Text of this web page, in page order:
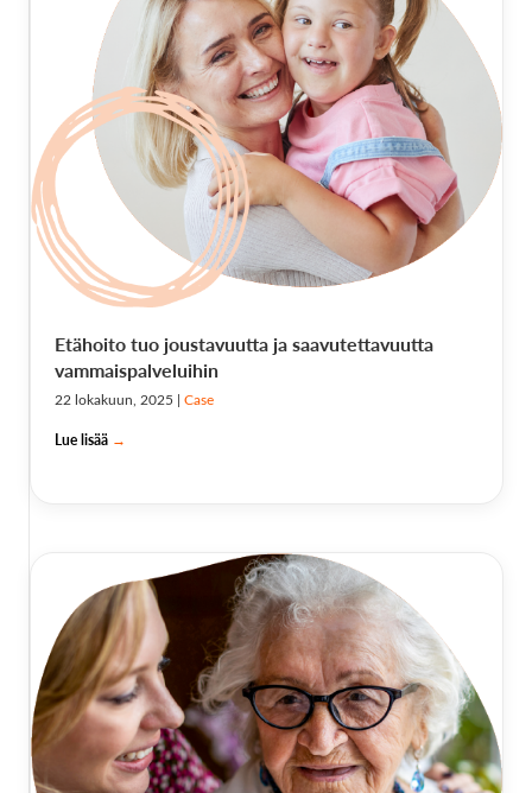
Etähoito tuo joustavuutta ja saavutettavuutta
vammaispalveluihin
22 lokakuun, 2025 | Case
Lue lisää →